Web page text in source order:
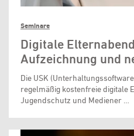
Seminare
Digitale
Aufzeichnung und
Die USK
regelmäßig kostenfreie digitale
Jugendschutz und Mediener …